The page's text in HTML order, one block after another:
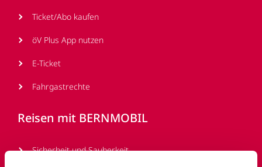
Ticket/Abo kaufen
öV Plus App nutzen
E-Ticket
Fahrgastrechte
Reisen mit BERNMOBIL
Sicherheit und Sauberkeit